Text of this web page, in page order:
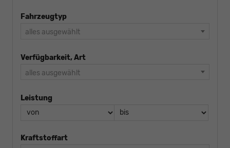
Fahrzeugtyp
alles ausgewählt
Verfügbarkeit, Art
alles ausgewählt
Leistung
Kraftstoffart